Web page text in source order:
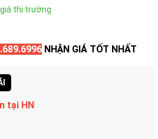
thị trường
NHẬN GIÁ TỐT NHẤT
tại HN